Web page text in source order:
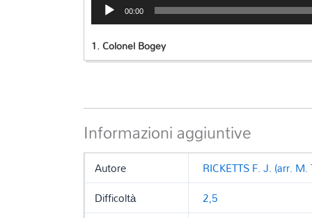
Player 00:00
1.Colonel Bogey
Informazioni aggiuntive
Autore
RICKETTS F. J. (arr.
Difficoltà
2,5